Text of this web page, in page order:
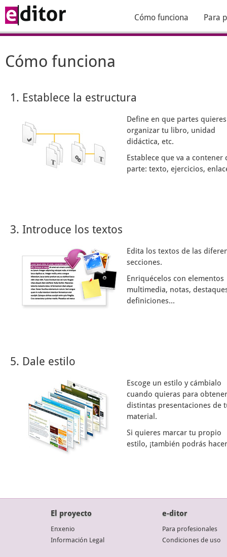
Cómo funciona Para
Cómo funciona
1. Establece la estructura
Define en que partes quieres
organizar tu libro, unidad
didáctica, etc.
Establece que va a contener
parte: texto, ejercicios,
3. Introduce los textos
Edita los textos de las
secciones.
Enriquécelos con elementos
multimedia, notas,
definiciones...
5. Dale estilo
Escoge un estilo y cámbialo
cuando quieras para obtener
distintas presentaciones de
material.
Si quieres marcar tu propio
estilo, ¡también podrás
El proyecto
Enxenio
Información Legal
e-ditor
Para profesionales
Condiciones de uso